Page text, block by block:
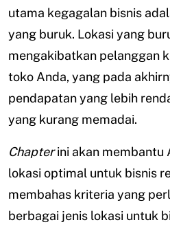
utama kegagalan bisnis
yang buruk. Lokasi yang
mengakibatkan pelanggan
toko Anda, yang pada
pendapatan yang lebih
yang kurang memadai.
Chapterini akan membantu
lokasi optimal untuk bisnis
membahas kriteria yang
berbagai jenis lokasi untuk